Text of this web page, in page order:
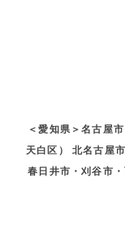
＜愛知県＞名古屋
天白区） 北名古屋
春日井市・刈谷市